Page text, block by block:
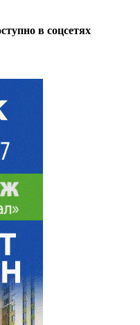
в соцсетях